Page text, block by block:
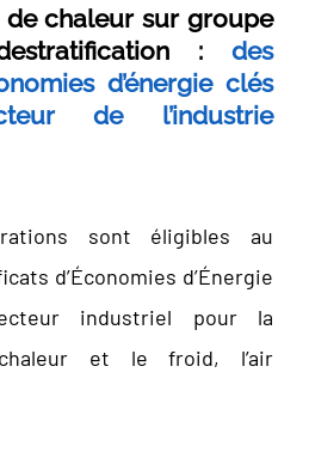
chaleur sur groupe
:des
d’énergie clés
de l’industrie
sont éligibles au
d’Économies d’Énergie
industriel pour la
et le froid, l’air